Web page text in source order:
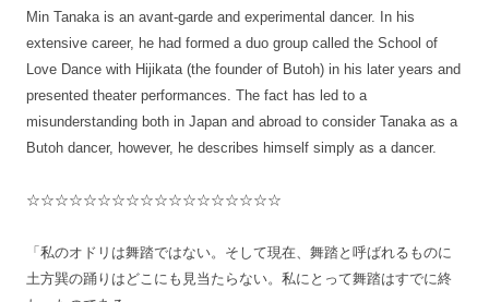
Min Tanaka is an avant-garde and experimental dancer. In his
extensive career, he had formed a duo group called the School of
Love Dance with Hijikata (the founder of Butoh) in his later years and
presented theater performances. The fact has led to a
misunderstanding both in Japan and abroad to consider Tanaka as a
Butoh dancer, however, he describes himself simply as a dancer.
☆☆☆☆☆☆☆☆☆☆☆☆☆☆☆☆☆☆
「私のオドリは舞踏ではない。そして現在、舞踏と呼ばれるものに
土方巽の踊りはどこにも見当たらない。私にとって舞踏はすでに終